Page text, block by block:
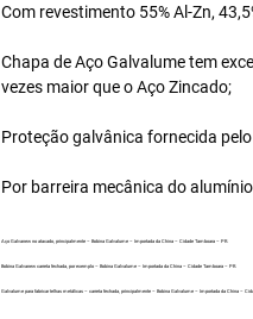
Com revestimento 55% Al-Zn,
Chapa de Aço Galvalume tem
vezes maior que o Aço Zincado;
Proteção galvânica fornecida
Por barreira mecânica do
Aço Galvanew no atacado, principalmente – Bobina Galvalume – Importada da China – Cidade Tamboara – PR.
Bobina Galvanew carreta fechada, por exemplo – Bobina Galvalume – Importada da China – Cidade Tamboara – PR.
Galvalume para fabricar telhas metálicas – carreta fechada, principalmente – Bobina Galvalume – Importada da China –